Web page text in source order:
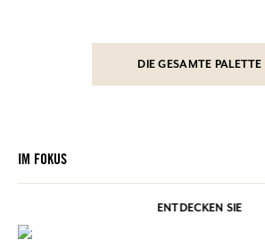
DIE GESAMTE PALETTE
IM FOKUS
ENTDECKEN SIE